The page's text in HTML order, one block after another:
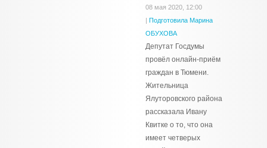
08 мая 2020, 12:00
| Подготовила Марина
ОБУХОВА
Депутат Госдумы
провёл онлайн-приём
граждан в Тюмени.
Жительница
Ялуторовского района
рассказала Ивану
Квитке о то, что она
имеет четверых